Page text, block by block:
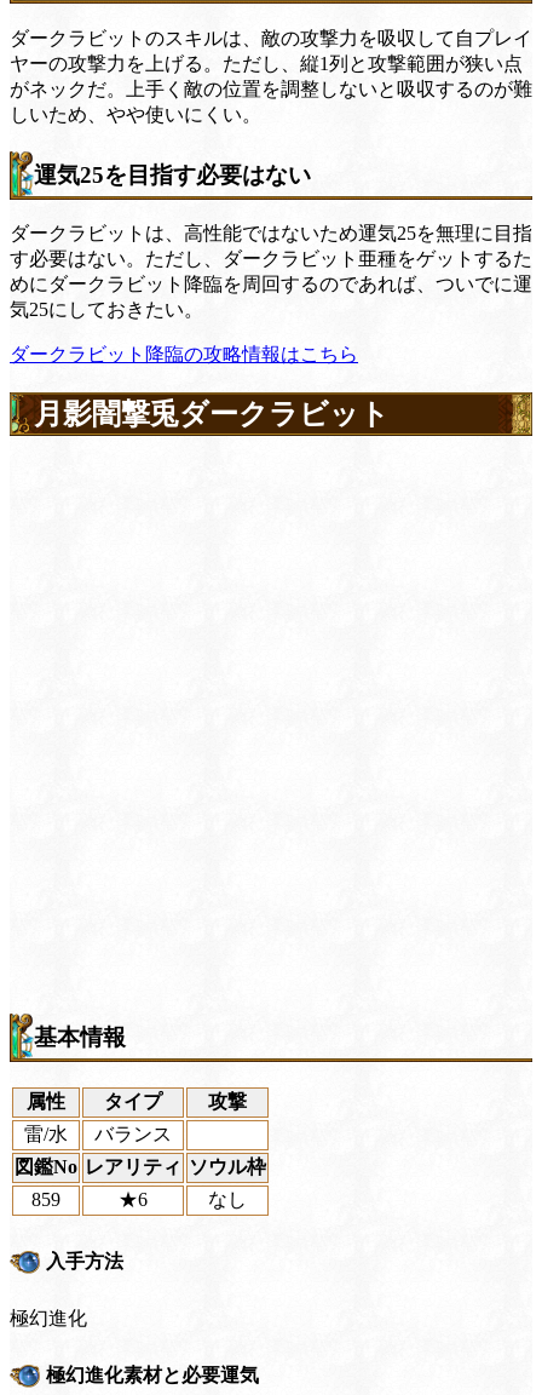
ダークラビットのスキルは、敵の攻撃力を吸収して自プレイ
ヤーの攻撃力を上げる。ただし、縦1列と攻撃範囲が狭い点
がネックだ。上手く敵の位置を調整しないと吸収するのが難
しいため、やや使いにくい。
運気25を目指す必要はない
ダークラビットは、高性能ではないため運気25を無理に目指
す必要はない。ただし、ダークラビット亜種をゲットするた
めにダークラビット降臨を周回するのであれば、ついでに運
気25にしておきたい。
ダークラビット降臨の攻略情報はこちら
月影闇撃兎ダークラビット
基本情報
属性 タイプ
攻撃
雷/水
バランス
図鑑No レアリティ ソウル枠
859
★6 なし
入手方法
極幻進化
極幻進化素材と必要運気